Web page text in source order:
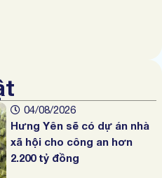
04/08/2026
Hưng Yên sẽ có dự án nhà
xã hội cho công an hơn
2.200 tỷ đồng